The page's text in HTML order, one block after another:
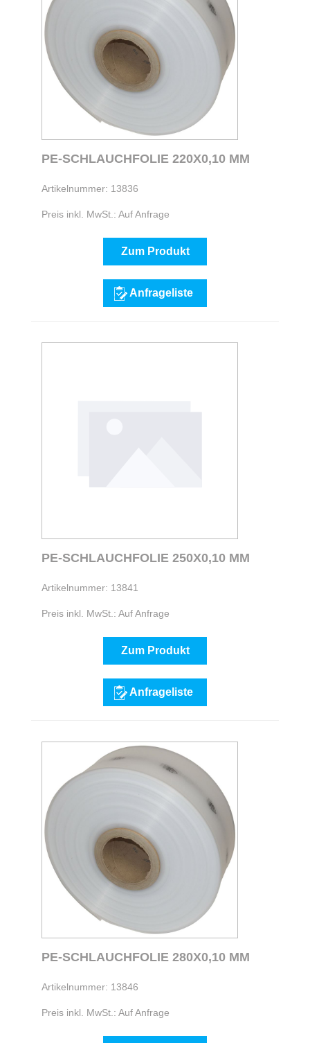
PE-SCHLAUCHFOLIE 220X0,10 MM
Artikelnummer: 13836
Preis inkl. MwSt.: Auf Anfrage
Zum Produkt
Anfrageliste
PE-SCHLAUCHFOLIE 250X0,10 MM
Artikelnummer: 13841
Preis inkl. MwSt.: Auf Anfrage
Zum Produkt
Anfrageliste
PE-SCHLAUCHFOLIE 280X0,10 MM
Artikelnummer: 13846
Preis inkl. MwSt.: Auf Anfrage